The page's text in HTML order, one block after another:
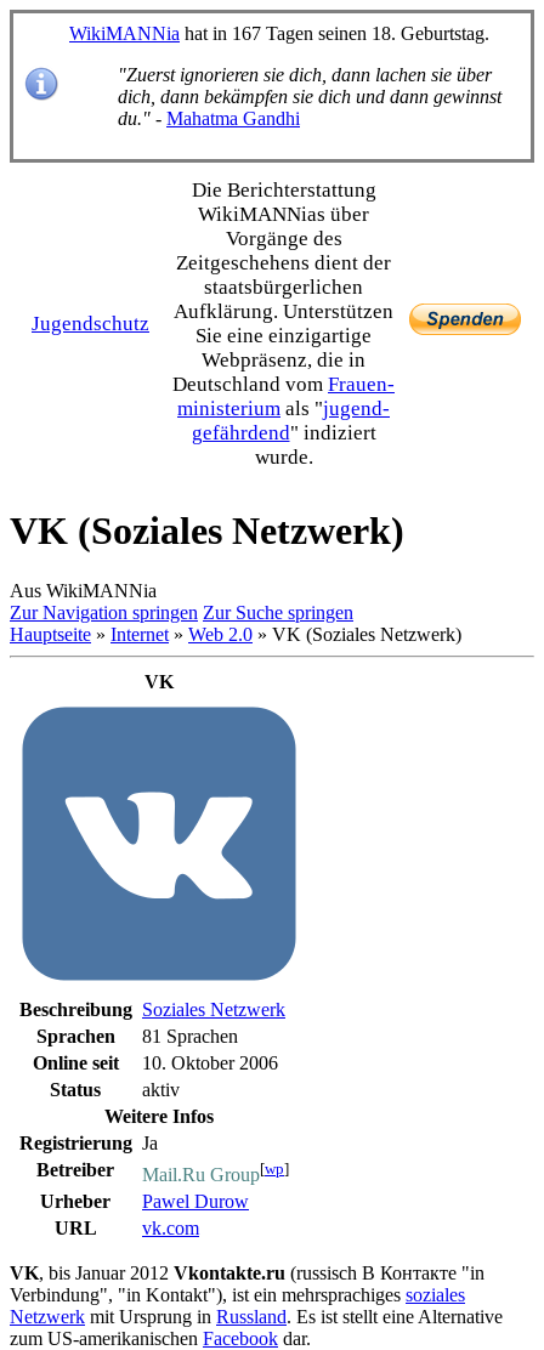
WikiMANNia hat in 167 Tagen seinen 18. Geburtstag.
"Zuerst ignorieren sie dich, dann lachen sie über
dich, dann bekämpfen sie dich und dann gewinnst
du." - Mahatma Gandhi
Jugendschutz
Die Bericht­erstattung
WikiMANNias über
Vorgänge des
Zeitgeschehens dient der
staats­bürgerlichen
Aufklärung. Unterstützen
Sie eine einzig­artige
Webpräsenz, die in
Deutschland vom Frauen­
ministerium als "jugend­
gefährdend" indiziert
wurde.
VK (Soziales Netzwerk)
Aus WikiMANNia
Zur Navigation springen Zur Suche springen
Hauptseite » Internet » Web 2.0 » VK (Soziales Netzwerk)
VK
Beschreibung Soziales Netzwerk
Sprachen
81 Sprachen
Online seit
10. Oktober 2006
Status
aktiv
Weitere Infos
Registrierung Ja
Betreiber
Mail.Ru Group[wp]
Urheber
Pawel Durow
URL
vk.com
VK, bis Januar 2012 Vkontakte.ru (russisch В Контакте "in
Verbindung", "in Kontakt"), ist ein mehrsprachiges soziales
Netzwerk mit Ursprung in Russland. Es ist stellt eine Alternative
zum US-amerika­nischen Facebook dar.